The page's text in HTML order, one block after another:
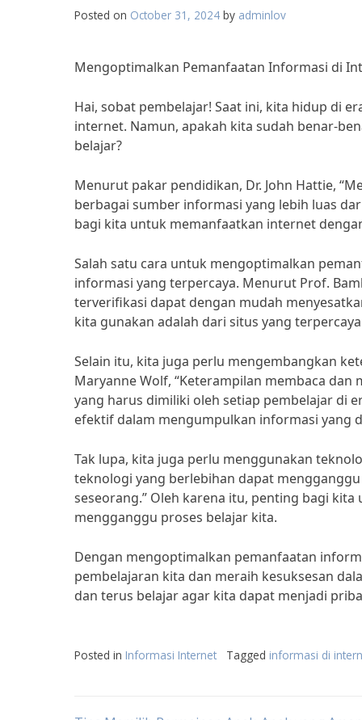
Posted on October 31, 2024 by adminlov
Mengoptimalkan Pemanfaatan Informasi di
Hai, sobat pembelajar! Saat ini, kita hidup di
internet. Namun, apakah kita sudah benar-
belajar?
Menurut pakar pendidikan, Dr. John Hattie,
berbagai sumber informasi yang lebih luas
bagi kita untuk memanfaatkan internet
Salah satu cara untuk mengoptimalkan
informasi yang terpercaya. Menurut Prof.
terverifikasi dapat dengan mudah
kita gunakan adalah dari situs yang
Selain itu, kita juga perlu mengembangkan
Maryanne Wolf, “Keterampilan membaca
yang harus dimiliki oleh setiap pembelajar di
efektif dalam mengumpulkan informasi yang
Tak lupa, kita juga perlu menggunakan
teknologi yang berlebihan dapat
seseorang.” Oleh karena itu, penting bagi
mengganggu proses belajar kita.
Dengan mengoptimalkan pemanfaatan
pembelajaran kita dan meraih kesuksesan
dan terus belajar agar kita dapat menjadi
Posted in Informasi Internet Tagged informasi di